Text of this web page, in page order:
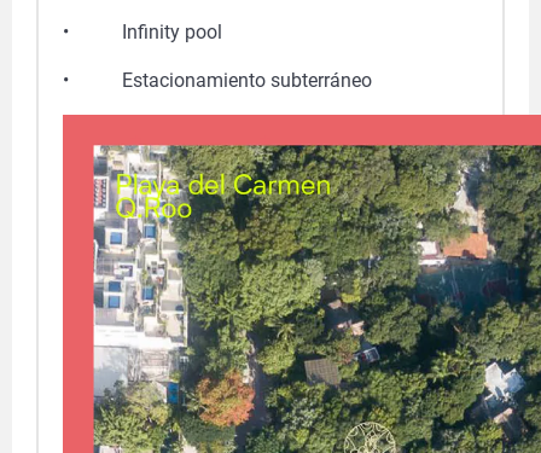
• Infinity pool
• Estacionamiento subterráneo